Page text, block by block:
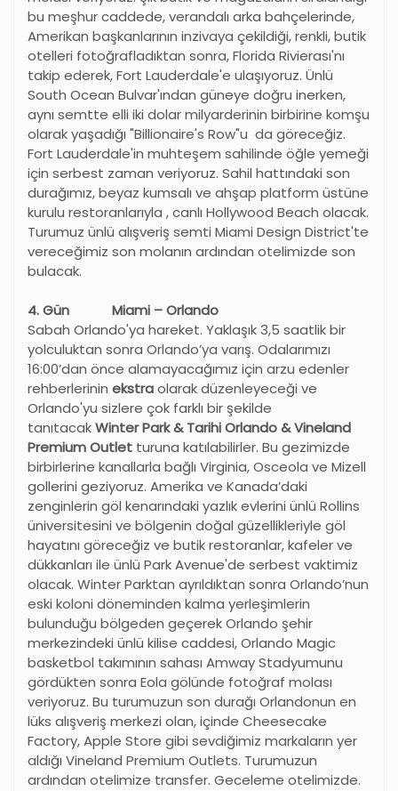
bu meşhur caddede, verandalı arka bahçelerinde,
Amerikan başkanlarının inzivaya çekildiği, renkli, butik
otelleri fotoğrafladıktan sonra, Florida Rivierası'nı
takip ederek, Fort Lauderdale'e ulaşıyoruz. Ünlü
South Ocean Bulvar'ından güneye doğru inerken,
aynı semtte elli iki dolar milyarderinin birbirine komşu
olarak yaşadığı "Billionaire's Row"u da göreceğiz.
Fort Lauderdale'in muhteşem sahilinde öğle yemeği
için serbest zaman veriyoruz. Sahil hattındaki son
durağımız, beyaz kumsalı ve ahşap platform üstüne
kurulu restoranlarıyla , canlı Hollywood Beach olacak.
Turumuz ünlü alışveriş semti Miami Design District'te
vereceğimiz son molanın ardından otelimizde son
bulacak.
4. Gün Miami – Orlando
Sabah Orlando'ya hareket. Yaklaşık 3,5 saatlik bir
yolculuktan sonra Orlando’ya varış. Odalarımızı
16:00’dan önce alamayacağımız için arzu edenler
rehberlerinin ekstraolarak düzenleyeceği ve
Orlando'yu sizlere çok farklı bir şekilde
tanıtacakWinter Park & Tarihi Orlando & Vineland
Premium Outlet turuna katılabilirler. Bu gezimizde
birbirlerine kanallarla bağlı Virginia, Osceola ve Mizell
gollerini geziyoruz. Amerika ve Kanada’daki
zenginlerin göl kenarındaki yazlık evlerini ünlü Rollins
üniversitesini ve bölgenin doğal güzellikleriyle göl
hayatını göreceğiz ve butik restoranlar, kafeler ve
dükkanları ile ünlü Park Avenue'de serbest vaktimiz
olacak. Winter Parktan ayrıldıktan sonra Orlando’nun
eski koloni döneminden kalma yerleşimlerin
bulunduğu bölgeden geçerek Orlando şehir
merkezindeki ünlü kilise caddesi, Orlando Magic
basketbol takımının sahası Amway Stadyumunu
gördükten sonra Eola gölünde fotoğraf molası
veriyoruz. Bu turumuzun son durağı Orlandonun en
lüks alışveriş merkezi olan, içinde Cheesecake
Factory, Apple Store gibi sevdiğimiz markaların yer
aldığı Vineland Premium Outlets. Turumuzun
ardından otelimize transfer. Geceleme otelimizde.